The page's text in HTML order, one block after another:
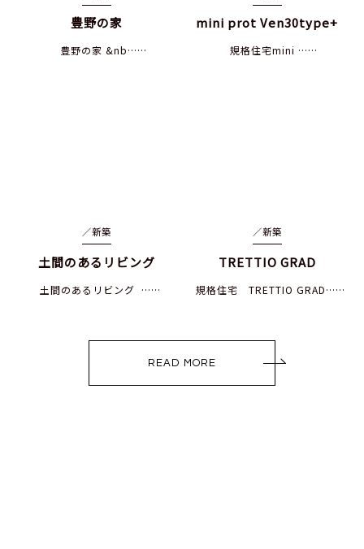
豊野の家
豊野の家 &nb……
mini prot Ven30type+
規格住宅mini ……
／新築
土間のあるリビング
土間のあるリビング ……
／新築
TRETTIO GRAD
規格住宅 TRETTIO GRAD……
READ MORE